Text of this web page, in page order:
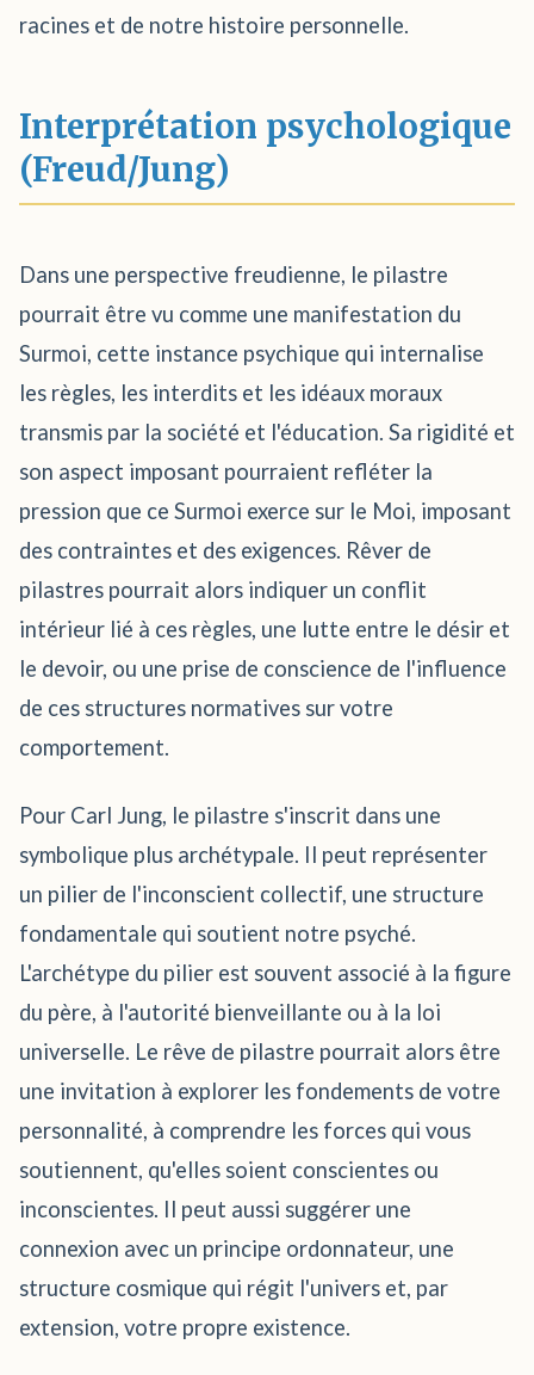
racines et de notre histoire personnelle.
Interprétation psychologique
(Freud/Jung)
Dans une perspective freudienne, le pilastre
pourrait être vu comme une manifestation du
Surmoi, cette instance psychique qui internalise
les règles, les interdits et les idéaux moraux
transmis par la société et l'éducation. Sa rigidité et
son aspect imposant pourraient refléter la
pression que ce Surmoi exerce sur le Moi, imposant
des contraintes et des exigences. Rêver de
pilastres pourrait alors indiquer un conflit
intérieur lié à ces règles, une lutte entre le désir et
le devoir, ou une prise de conscience de l'influence
de ces structures normatives sur votre
comportement.
Pour Carl Jung, le pilastre s'inscrit dans une
symbolique plus archétypale. Il peut représenter
un pilier de l'inconscient collectif, une structure
fondamentale qui soutient notre psyché.
L'archétype du pilier est souvent associé à la figure
du père, à l'autorité bienveillante ou à la loi
universelle. Le rêve de pilastre pourrait alors être
une invitation à explorer les fondements de votre
personnalité, à comprendre les forces qui vous
soutiennent, qu'elles soient conscientes ou
inconscientes. Il peut aussi suggérer une
connexion avec un principe ordonnateur, une
structure cosmique qui régit l'univers et, par
extension, votre propre existence.